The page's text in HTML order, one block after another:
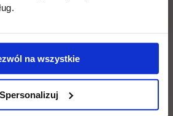
na wszystkie
Spersonalizuj
tematLanguageCert
Wróć